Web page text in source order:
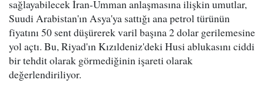
sağlayabilecek İran-Umman anlaşmasına ilişkin umutlar,
Suudi Arabistan'ın Asya'ya sattığı ana petrol türünün
fiyatını 50 sent düşürerek varil başına 2 dolar gerilemesine
yol açtı. Bu, Riyad'ın Kızıldeniz'deki Husi ablukasını ciddi
bir tehdit olarak görmediğinin işareti olarak
değerlendiriliyor.